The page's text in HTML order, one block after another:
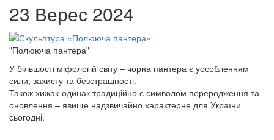
23 Верес 2024
"Полююча пантера"
У більшості міфологій світу – чорна пантера є уособленням
сили, захисту та безстрашності.
Також хижак-одинак традиційно є символом переродження та
оновлення – явище надзвичайно характерне для України
сьогодні.